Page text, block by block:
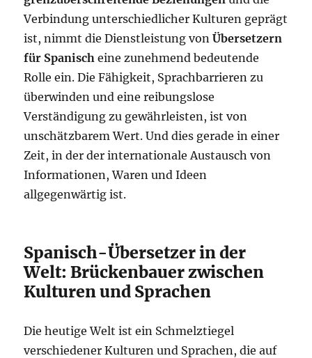
Verbindung unterschiedlicher Kulturen geprägt
ist, nimmt die Dienstleistung vonÜbersetzern
für Spanisch eine zunehmend bedeutende
Rolle ein. Die Fähigkeit, Sprachbarrieren zu
überwinden und eine reibungslose
Verständigung zu gewährleisten, ist von
unschätzbarem Wert. Und dies gerade in einer
Zeit, in der der internationale Austausch von
Informationen, Waren und Ideen
allgegenwärtig ist.
Spanisch-Übersetzer in der
Welt: Brückenbauer zwischen
Kulturen und Sprachen
Die heutige Welt ist ein Schmelztiegel
verschiedener Kulturen und Sprachen, die auf